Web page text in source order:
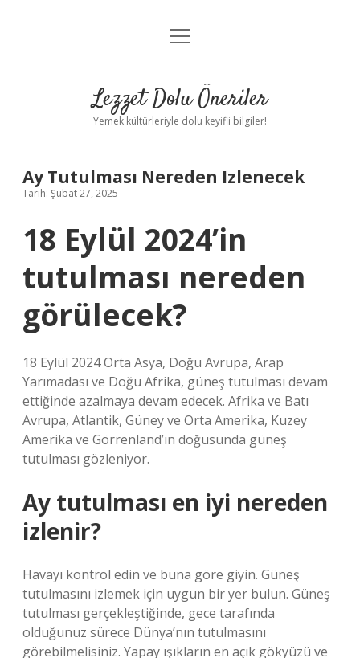
Anasayfa
Yasal Uyarı
menüyü
Lezzet Dolu Öneriler
Yemek kültürleriyle dolu keyifli bilgiler!
Ay Tutulması Nereden Izlenecek
Tarih: Şubat 27, 2025
18 Eylül 2024’in
tutulması nereden
görülecek?
18 Eylül 2024 Orta Asya, Doğu Avrupa, Arap
Yarımadası ve Doğu Afrika, güneş tutulması devam
ettiğinde azalmaya devam edecek. Afrika ve Batı
Avrupa, Atlantik, Güney ve Orta Amerika, Kuzey
Amerika ve Görrenland’ın doğusunda güneş
tutulması gözleniyor.
Ay tutulması en iyi nereden
izlenir?
Havayı kontrol edin ve buna göre giyin. Güneş
tutulmasını izlemek için uygun bir yer bulun. Güneş
tutulması gerçekleştiğinde, gece tarafında
olduğunuz sürece Dünya’nın tutulmasını
görebilmelisiniz. Yapay ışıkların en açık gökyüzü ve